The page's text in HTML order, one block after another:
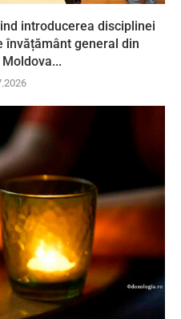
introducerea disciplinei
învățământ general din